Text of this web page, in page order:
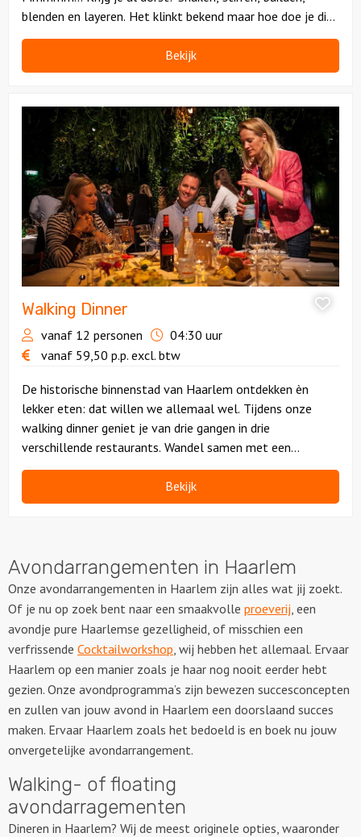
blenden en layeren. Het klinkt bekend maar hoe doe je dit
nu eigenlijk?
Bekijk
Bekijk
Walking
Walking Dinner
vanaf 12 personen
04:30 uur
vanaf 59,50 p.p. excl. btw
De historische binnenstad van Haarlem ontdekken èn
lekker eten: dat willen we allemaal wel. Tijdens onze
walking dinner geniet je van drie gangen in drie
verschillende restaurants. Wandel samen met een
enthousiaste gids van restaurant naar restaurant.
Bekijk
Avondarrangementen in Haarlem
Onze avondarrangementen in Haarlem zijn alles wat jij zoekt.
Of je nu op zoek bent naar een smaakvolle proeverij , een
avondje pure Haarlemse gezelligheid, of misschien een
verfrissende Cocktailworkshop , wij hebben het allemaal. Ervaar
Haarlem op een manier zoals je haar nog nooit eerder hebt
gezien. Onze avondprogramma’s zijn bewezen succesconcepten
en zullen van jouw avond in Haarlem een doorslaand succes
maken. Ervaar Haarlem zoals het bedoeld is en boek nu jouw
onvergetelijke avondarrangement.
Walking- of floating
avondarragementen
Dineren in Haarlem? Wij de meest originele opties, waaronder